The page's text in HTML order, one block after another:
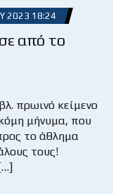
2023 18:24
από το
πρωινό κείμενο
μήνυμα, που
το άθλημα
τους!